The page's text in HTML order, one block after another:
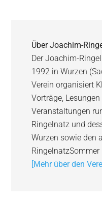
ÜberJoachim-
Der Joachim-
1992 in Wurzen
Verein organisiert
Vorträge,
Veranstaltungen
Ringelnatz und
Wurzen sowie den
RingelnatzSommer
[Mehr über den